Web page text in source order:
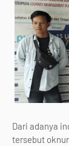
Dari adanya
tersebut